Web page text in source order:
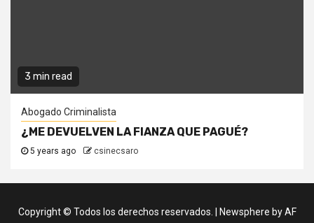
3 min read
Abogado Criminalista
¿ME DEVUELVEN LA FIANZA QUE PAGUÉ?
5 years ago csinecsaro
Copyright © Todos los derechos reservados. Newsphere by AF